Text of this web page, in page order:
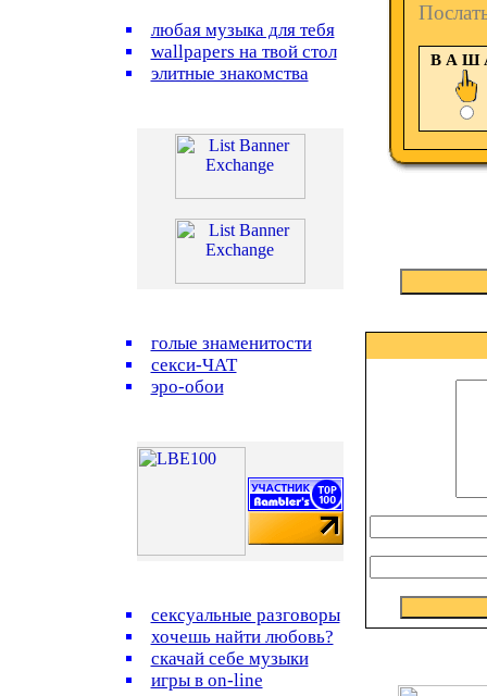
любая музыка для тебя
wallpapers на твой стол
элитные знакомства
голые знаменитости
секси-ЧАТ
эро-обои
сексуальные разговоры
хочешь найти любовь?
скачай себе музыки
игры в on-line
В А Ш